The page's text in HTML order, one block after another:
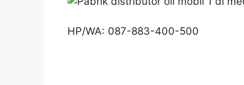
HP/WA: 087-883-400-500